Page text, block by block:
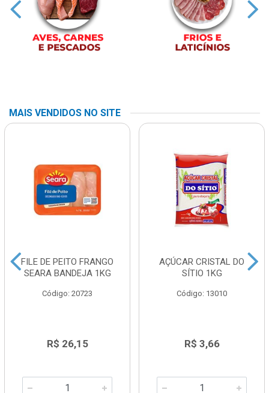
MAIS VENDIDOS NO SITE
FILE DE PEITO FRANGO
SEARA BANDEJA 1KG
Código: 20723
R$ 26,15
AÇÚCAR CRISTAL DO
SÍTIO 1KG
Código: 13010
R$ 3,66